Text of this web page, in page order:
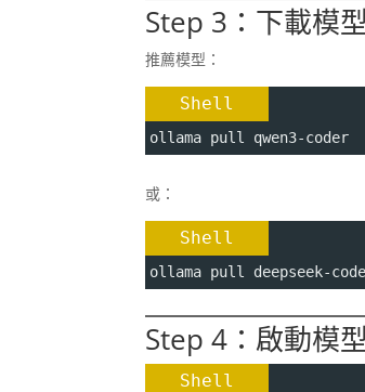
Step 3：下載模型
推薦模型：
Shell
ollama pull qwen3-coder
或：
Shell
ollama pull deepseek-
Step 4：啟動模型
Shell